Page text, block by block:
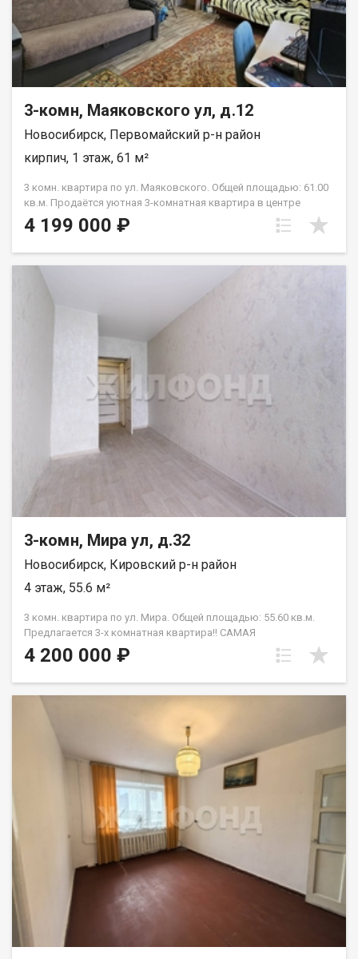
3-комн, Маяковского ул, д.12
Новосибирск, Первомайский р-н район
кирпич, 1 этаж, 61 м²
3 комн. квартира по ул. Маяковского. Общей площадью: 61.00
кв.м. Продаётся уютная 3-комнатная квартира в центре
Первомайского района. Просторная и светлая - идеальный
вариант для семьи! - Планировка: смежно изолированная с
естественного света, приятный вид из окон. - Локация: центр
района - рядом парк для прогулок, детский сад во дворе,
школы, музыкальная школа, ледовый дворец, магазины,
аптеки, транспорт. - Дом: малоэтажный, тихий, с
дружелюбными соседями. - Возможен обмен на дом в этом же
районе - готовы обсуждать варианты. Рядом с объектом
находятся:1 школа,3 детских сада,11 продуктовых
магазинов,1 спортивное учреждение. Возможен обмен на
вашу недвижимость. Возможна продажа в рассрочку. При
звонке, пожалуйста, сообщите номер варианта -
JV003054139868.
4 199 000 ₽
3-комн, Мира ул, д.32
Новосибирск, Кировский р-н район
4 этаж, 55.6 м²
3 комн. квартира по ул. Мира. Общей площадью: 55.60 кв.м.
Предлагается 3-х комнатная квартира!! САМАЯ
ЭРГОНОМИЧНАЯ ПЛАНИРОВКА: окна на ДВЕ СТОРОНЫ дома,
замечательный, тихий, уютный двор! Удобным является и
и МЕТРО Студенческая! В шаговой доступности крупнейший
торговый центр МЕГА а так же АШАН, Леруа Мерлен! 3
детских сада (!) и 2 школы (!), детский спортивный клуб УСПЕХ!
Через остановку поликлиника! Вам не нужно вкладываться в
ремонт! Заходи и живи! ПРЕДЛОЖИТЕ ВАШУ ЦЕНУ!
РАССМОТРИМ ЛЮБЫЕ ВАРИАНТЫ РАСЧЕТА! Если Вы не
продали еще свою недвижимость, то мы Вам в этом
поможем! Так же получим кредитное решение. Возможен
обмен на вашу недвижимость. Возможна продажа в
рассрочку. При звонке, пожалуйста, сообщите номер
варианта - JV003054132448.
4 200 000 ₽